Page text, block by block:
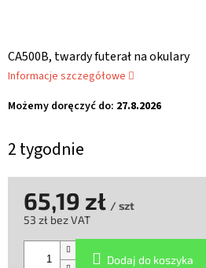
2 tygodnie
Możemy doręczyć do: 27.8.2026
CA500B, twardy futerał na okulary
Informacje szczegółowe
65,19 zł / szt
53 zł bez VAT
jednostkowa:
Dodaj do koszyka